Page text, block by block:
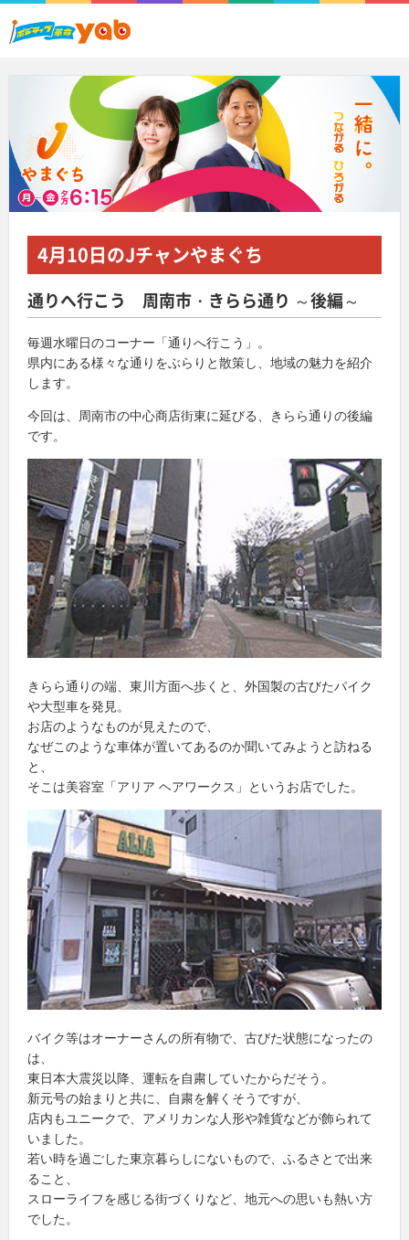
4月10日のJチャンやまぐち
通りへ行こう 周南市・きらら通り ～後編～
毎週水曜日のコーナー「通りへ行こう」。
県内にある様々な通りをぶらりと散策し、地域の魅力を紹介
します。
今回は、周南市の中心商店街東に延びる、きらら通りの後編
です。
きらら通りの端、東川方面へ歩くと、外国製の古びたパイク
や大型車を発見。
お店のようなものが見えたので、
なぜこのような車体が置いてあるのか聞いてみようと訪ねる
と、
そこは美容室「アリア ヘアワークス」というお店でした。
バイク等はオーナーさんの所有物で、古びた状態になったの
は、
東日本大震災以降、運転を自粛していたからだそう。
新元号の始まりと共に、自粛を解くそうですが、
店内もユニークで、アメリカンな人形や雑貨などが飾られて
いました。
若い時を過ごした東京暮らしにないもので、ふるさとで出来
ること、
スローライフを感じる街づくりなど、地元への思いも熱い方
でした。